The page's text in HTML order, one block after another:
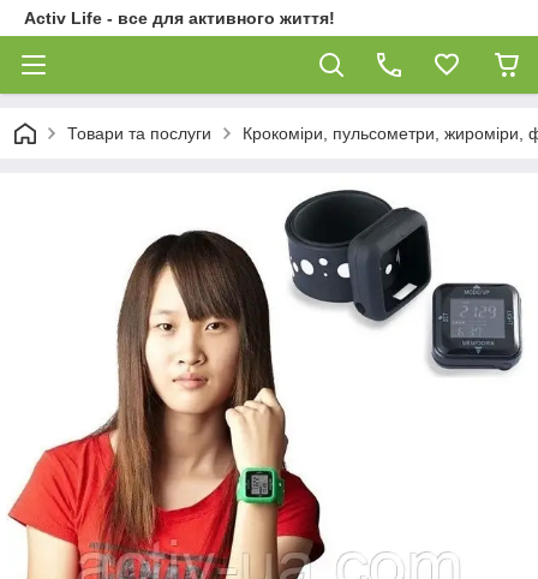
Activ Life - все для активного життя!
Товари та послуги Крокоміри, пульсометри, жироміри,